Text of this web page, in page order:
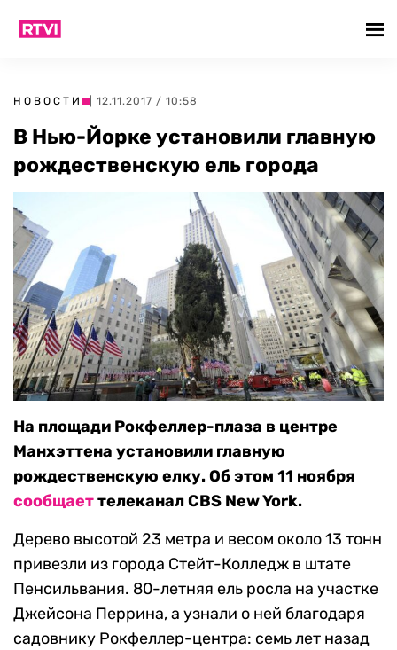
НОВОСТИ | 12.11.2017 / 10:58
В Нью-Йорке установили главную
рождественскую ель города
На площади Рокфеллер-плаза в центре
Манхэттена установили главную
рождественскую елку. Об этом 11 ноября
сообщаеттелеканал CBS New York.
Дерево высотой 23 метра и весом около 13 тонн
привезли из города Стейт-Колледж в штате
Пенсильвания. 80-летняя ель росла на участке
Джейсона Перрина, а узнали о ней благодаря
садовнику Рокфеллер-центра: семь лет назад